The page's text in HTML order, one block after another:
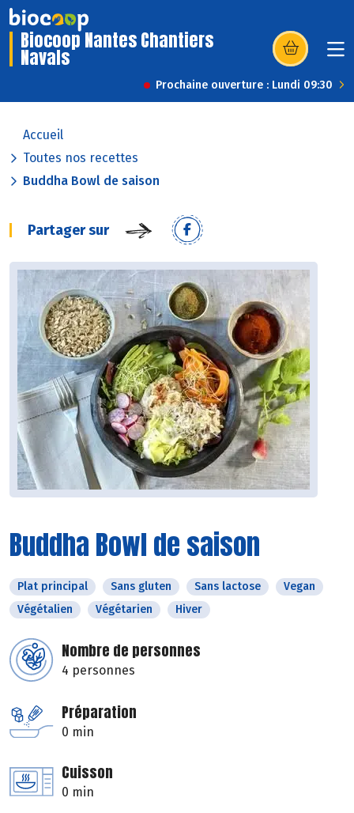
Biocoop Nantes Chantiers
Navals (s’ouvre dans
Prochaine ouverture : Lundi 09:30
Accueil
Toutes nos recettes
Buddha Bowl de saison
Partager sur
Buddha Bowl de saison
Plat principal Sans gluten Sans lactose
Vegan
Végétalien
Végétarien Hiver
Nombre de personnes
4 personnes
Préparation
0 min
Cuisson
0 min